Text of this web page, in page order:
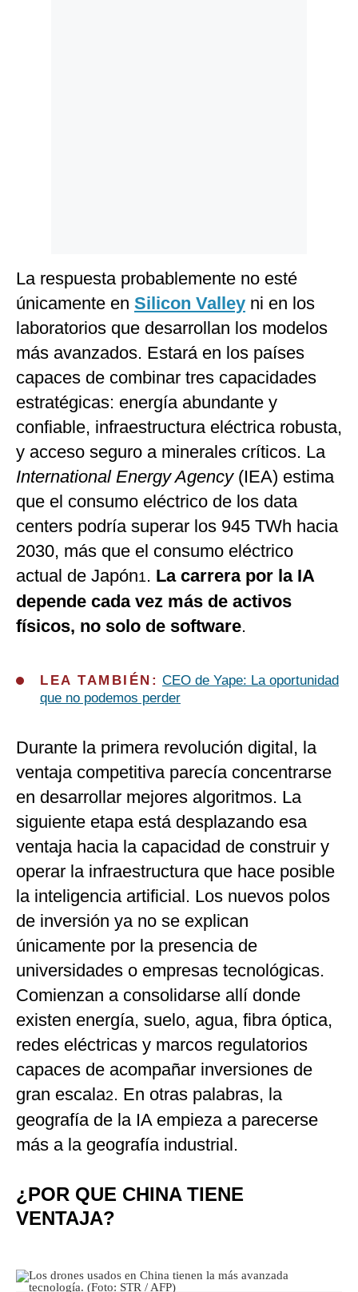
La respuesta probablemente no esté
únicamente en Silicon Valley ni en los
laboratorios que desarrollan los modelos
más avanzados. Estará en los países
capaces de combinar tres capacidades
estratégicas: energía abundante y
confiable, infraestructura eléctrica robusta,
y acceso seguro a minerales críticos. La
International Energy Agency(IEA) estima
que el consumo eléctrico de los data
centers podría superar los 945 TWh hacia
2030, más que el consumo eléctrico
actual de Japón1. La carrera por la IA
depende cada vez más de activos
físicos, no solo de software.
LEA TAMBIÉN: CEO de Yape: La oportunidad
que no podemos perder
Durante la primera revolución digital, la
ventaja competitiva parecía concentrarse
en desarrollar mejores algoritmos. La
siguiente etapa está desplazando esa
ventaja hacia la capacidad de construir y
operar la infraestructura que hace posible
la inteligencia artificial. Los nuevos polos
de inversión ya no se explican
únicamente por la presencia de
universidades o empresas tecnológicas.
Comienzan a consolidarse allí donde
existen energía, suelo, agua, fibra óptica,
redes eléctricas y marcos regulatorios
capaces de acompañar inversiones de
gran escala2. En otras palabras, la
geografía de la IA empieza a parecerse
más a la geografía industrial.
¿POR QUE CHINA TIENE
VENTAJA?